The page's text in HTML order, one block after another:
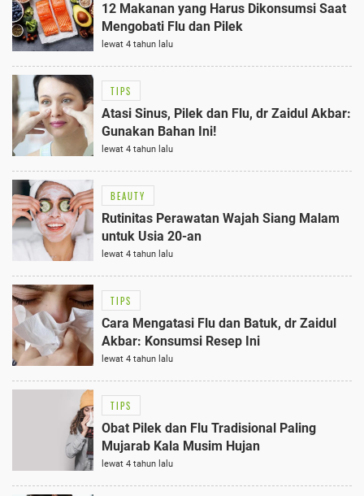
12 Makanan yang Harus Dikonsumsi Saat
Mengobati Flu dan Pilek
lewat 4 tahun lalu
TIPS
Atasi Sinus, Pilek dan Flu, dr Zaidul Akbar:
Gunakan Bahan Ini!
lewat 4 tahun lalu
BEAUTY
Rutinitas Perawatan Wajah Siang Malam
untuk Usia 20-an
lewat 4 tahun lalu
TIPS
Cara Mengatasi Flu dan Batuk, dr Zaidul
Akbar: Konsumsi Resep Ini
lewat 4 tahun lalu
TIPS
Obat Pilek dan Flu Tradisional Paling
Mujarab Kala Musim Hujan
lewat 4 tahun lalu